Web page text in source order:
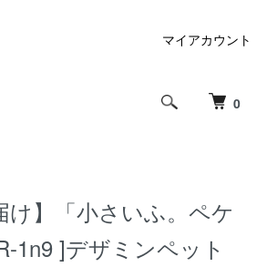
0
マイアカウント
け】「小さいふ。ペケ
1n9 ]デザミンペット